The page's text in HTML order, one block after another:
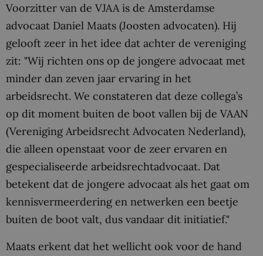
Voorzitter van de VJAA is de Amsterdamse
advocaat Daniel Maats (Joosten advocaten). Hij
gelooft zeer in het idee dat achter de vereniging
zit: "Wij richten ons op de jongere advocaat met
minder dan zeven jaar ervaring in het
arbeidsrecht. We constateren dat deze collega’s
op dit moment buiten de boot vallen bij de VAAN
(Vereniging Arbeidsrecht Advocaten Nederland),
die alleen openstaat voor de zeer ervaren en
gespecialiseerde arbeidsrechtadvocaat. Dat
betekent dat de jongere advocaat als het gaat om
kennisvermeerdering en netwerken een beetje
buiten de boot valt, dus vandaar dit initiatief."
Maats erkent dat het wellicht ook voor de hand